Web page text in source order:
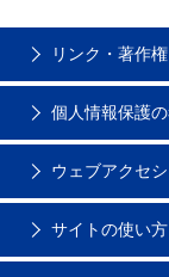
リンク・著作
個人情報保護
ウェブアクセ
サイトの使い方